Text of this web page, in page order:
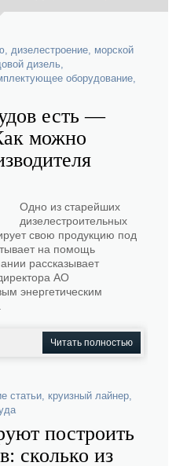
, дизелестроение, морской
дизель,
оборудование,
есть —
можно
Одно из старейших
дизелестроительных
свою продукцию под
на помощь
рассказывает
АО
энергетическим
Читать полностью
статьи, круизный лайнер,
построить
сколько из